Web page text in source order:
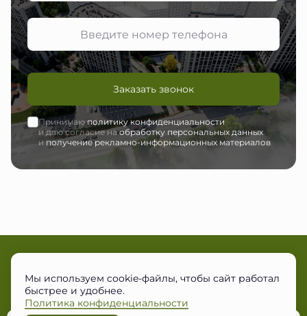
Заказать звонок
Принимаюполитику конфиденциальности
и даю согласие наобработку персональных данных
иполучение рекламно-информационных материалов
+7 (495) 150-44-01
Московская обл., округ Одинцовский, пос. Большие Вязёмы, ул.
Городок-17
Мы используем cookie-файлы, чтобы сайт работал
быстрее и удобнее.
Политика конфиденциальности